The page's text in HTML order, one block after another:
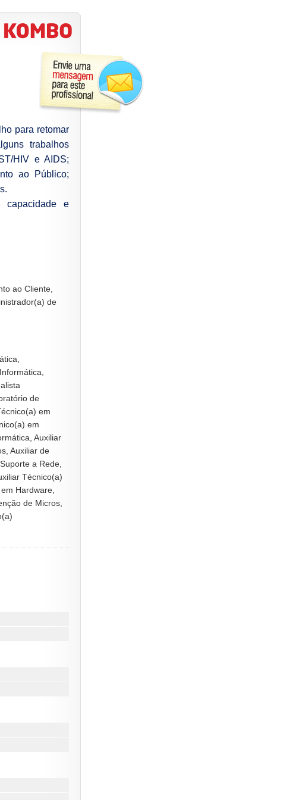
para retomar
trabalhos
HIV e AIDS;
ao Público;
capacidade e
ao Cliente,
de
de
em
em
Auxiliar
Auxiliar de
a Rede,
Técnico(a)
Hardware,
de Micros,